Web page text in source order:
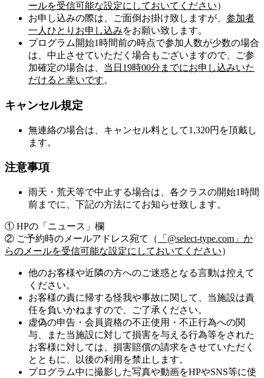
ールを受信可能な設定にしておいてください）
お申し込みの際は、ご面倒お掛け致しますが、 参加者
一人ひとりお申し込みをお願い致します。
プログラム開始1時間前の時点で参加人数が少数の場合
は、中止させていただく場合もございますので、ご参
加確定の場合は、 当日19時00分までにお申し込みいた
だけると幸いです。
キャンセル規定
無連絡の場合は、キャンセル料として1,320円を頂戴し
ます。
注意事項
雨天・荒天等で中止する場合は、各クラスの開始1時間
前までに、下記の方法にてお知らせ致します。
① HPの「ニュース」欄
② ご予約時のメールアドレス宛て（
「@select-type.com」か
らのメールを受信可能な設定にしておいてください）
他のお客様や近隣の方へのご迷惑となる言動は控えて
ください。
お客様の責に帰する怪我や事故に関して、当施設は責
任を負いかねますので、ご了承ください。
虚偽の申告・会員資格の不正使用・不正行為への関
与、また当施設に対して損害を与える行為等をされた
お客様に対しては、損害賠償の請求をさせていただく
とともに、以後の利用を禁止します。
プログラム中に撮影した写真や動画をHPやSNS等に使